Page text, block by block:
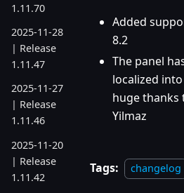
1.11.70
2025-11-28
| Release
1.11.47
2025-11-27
| Release
1.11.46
2025-11-20
| Release
1.11.42
Added
8.2
The panel
localized into
huge thanks
Yilmaz
Tags: changelog